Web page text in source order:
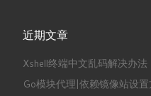
近期文章
Xshell终端中文乱码解决办法
Go模块代理|依赖镜像站设